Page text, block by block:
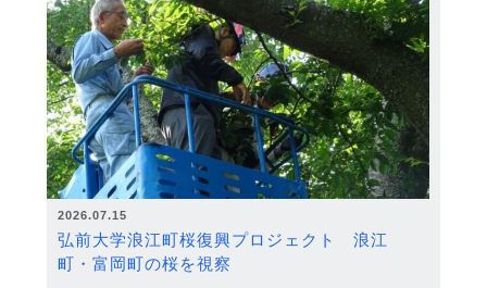
2026.07.15
弘前大学浪江町桜復興プロジェクト 浪江
町・富岡町の桜を視察